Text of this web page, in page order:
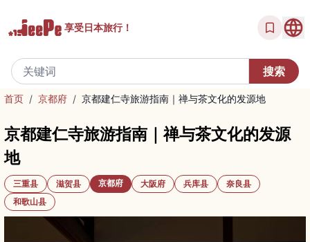
享受日本旅行！
首页 / 京都府 / 京都建仁寺旅游指南｜禅与茶文化的发源地
京都建仁寺旅游指南｜禅与茶文化的发源
地
三重县 滋贺县 京都府 大阪府 兵库县
奈良县
和歌山县